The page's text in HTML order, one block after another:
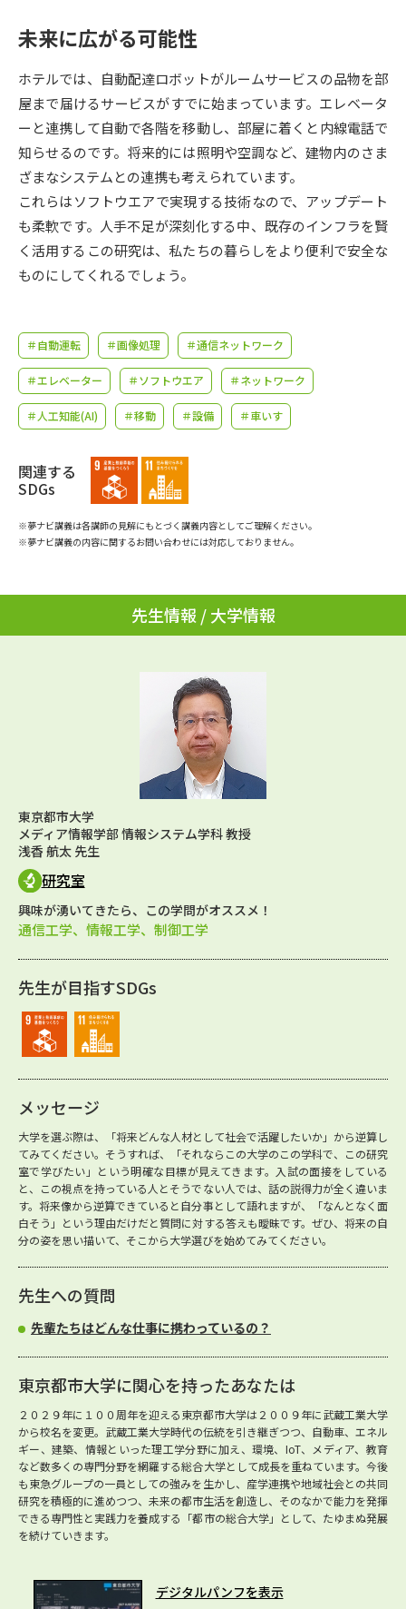
志望校・出願校を調べる
併願校選び 受験スケジュールを立てよう
先輩が入学を決めた理由 テレメール全国一斉進学調査
新生活お役立ちガイド
学問発見
大学で学びたい学問発見
学問のミニ講義「夢ナビ講義」 学問分野解説
ユーザーサポート
Ｑ＆Ａ よくあるご質問 大学進学IDについて
受付内容・発送状況の確認
テレメール
テレメール進学カタログ
訂正のご案内
未来に広がる可能性
ホテルでは、自動配達ロボットがルームサービスの品物を部
屋まで届けるサービスがすでに始まっています。エレベータ
ーと連携して自動で各階を移動し、部屋に着くと内線電話で
知らせるのです。将来的には照明や空調など、建物内のさま
ざまなシステムとの連携も考えられています。
これらはソフトウエアで実現する技術なので、アップデート
も柔軟です。人手不足が深刻化する中、既存のインフラを賢
く活用するこの研究は、私たちの暮らしをより便利で安全な
ものにしてくれるでしょう。
＃自動運転 ＃画像処理 ＃通信ネットワーク
＃エレベーター ＃ソフトウエア ＃ネットワーク
＃人工知能(AI) ＃移動 ＃設備 ＃車いす
関連する
SDGs
※夢ナビ講義は各講師の見解にもとづく講義内容としてご理解ください。
※夢ナビ講義の内容に関するお問い合わせには対応しておりません。
先生情報 / 大学情報
東京都市大学
メディア情報学部 情報システム学科 教授
浅香 航太 先生
研究室
興味が湧いてきたら、この学問がオススメ！
通信工学、情報工学、制御工学
先生が目指すSDGs
メッセージ
大学を選ぶ際は、「将来どんな人材として社会で活躍したいか」から逆算し
てみてください。そうすれば、「それならこの大学のこの学科で、この研究
室で学びたい」という明確な目標が見えてきます。入試の面接をしている
と、この視点を持っている人とそうでない人では、話の説得力が全く違いま
す。将来像から逆算できていると自分事として語れますが、「なんとなく面
白そう」という理由だけだと質問に対する答えも曖昧です。ぜひ、将来の自
分の姿を思い描いて、そこから大学選びを始めてみてください。
先生への質問
先輩たちはどんな仕事に携わっているの？
東京都市大学に関心を持ったあなたは
２０２９年に１００周年を迎える東京都市大学は２００９年に武蔵工業大学
から校名を変更。武蔵工業大学時代の伝統を引き継ぎつつ、自動車、エネル
ギー、建築、情報といった理工学分野に加え、環境、IoT、メディア、教育
など数多くの専門分野を網羅する総合大学として成長を重ねています。今後
も東急グループの一員としての強みを生かし、産学連携や地域社会との共同
研究を積極的に進めつつ、未来の都市生活を創造し、そのなかで能力を発揮
できる専門性と実践力を養成する「都市の総合大学」として、たゆまぬ発展
を続けていきます。
デジタルパンフを表示